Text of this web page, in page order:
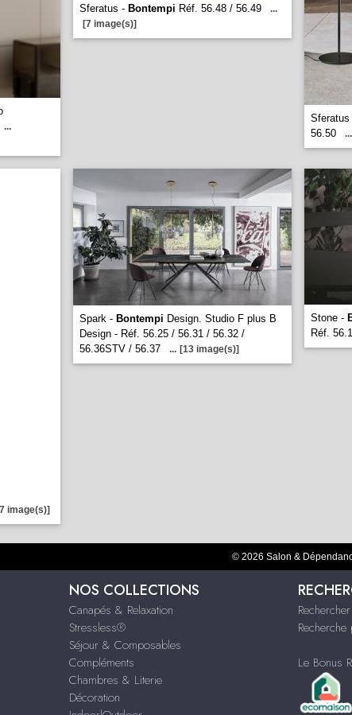
...
Sferatus - Bontempi Réf. 56.48 / 56.49
...
[7 image(s)]
Sferatus
56.50
...
image(s)]
Spark - Bontempi Design. Studio F plus B
Design - Réf. 56.25 / 56.31 / 56.32 /
56.36STV / 56.37
... [13 image(s)]
Stone -
Réf.
© 2026 Salon &
NOS COLLECTIONS
Canapés & Relaxation
Stressless®
Séjour & Composables
Compléments
Chambres & Literie
Décoration
Le Bonus